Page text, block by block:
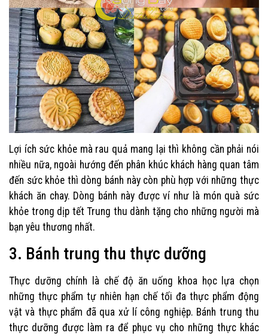
Lợi ích sức khỏe mà rau quả mang lại thì không cần phải nói
nhiều nữa, ngoài hướng đến phân khúc khách hàng quan tâm
đến sức khỏe thì dòng bánh này còn phù hợp với những thực
khách ăn chay. Dòng bánh này được ví như là món quà sức
khỏe trong dịp tết Trung thu dành tặng cho những người mà
bạn yêu thương nhất.
3. Bánh trung thu thực dưỡng
Thực dưỡng chính là chế độ ăn uống khoa học lựa chọn
những thực phẩm tự nhiên hạn chế tối đa thực phẩm động
vật và thực phẩm đã qua xử lí công nghiệp. Bánh trung thu
thực dưỡng được làm ra để phục vụ cho những thực khác